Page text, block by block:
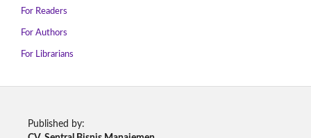
For Readers
For Authors
For Librarians
Published by: